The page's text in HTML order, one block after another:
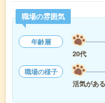
職場の雰囲気
年齢層
20代
職場の様子
活気がある